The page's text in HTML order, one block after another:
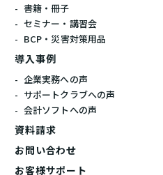
書籍・冊子
セミナー・講習会
BCP・災害対策用品
導入事例
企業実務への声
サポートクラブへの声
会計ソフトへの声
資料請求
お問い合わせ
お客様サポート